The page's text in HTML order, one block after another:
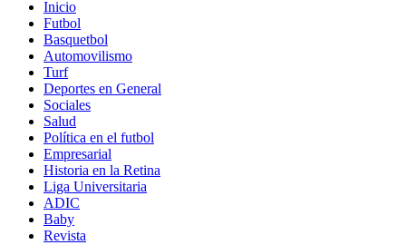
Inicio
Futbol
Basquetbol
Automovilismo
Turf
Deportes en General
Sociales
Salud
Política en el futbol
Empresarial
Historia en la Retina
Liga Universitaria
ADIC
Baby
Revista